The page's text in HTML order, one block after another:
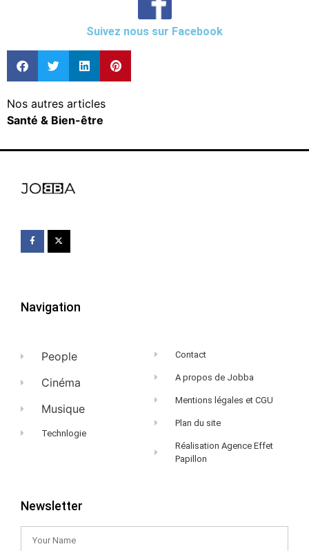
Suivez nous sur Facebook
Nos autres articles
Santé & Bien-être
Navigation
People
Cinéma
Musique
Technlogie
Contact
A propos de Jobba
Mentions légales et CGU
Plan du site
Réalisation Agence Effet
Papillon
Newsletter